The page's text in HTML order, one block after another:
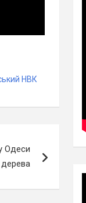
НВК
Одеси